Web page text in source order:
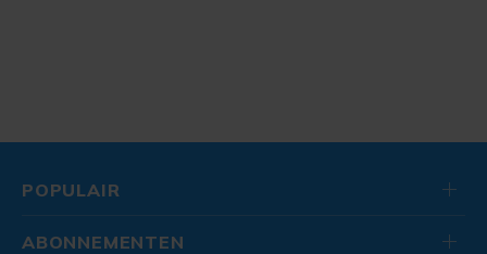
POPULAIR
ABONNEMENTEN